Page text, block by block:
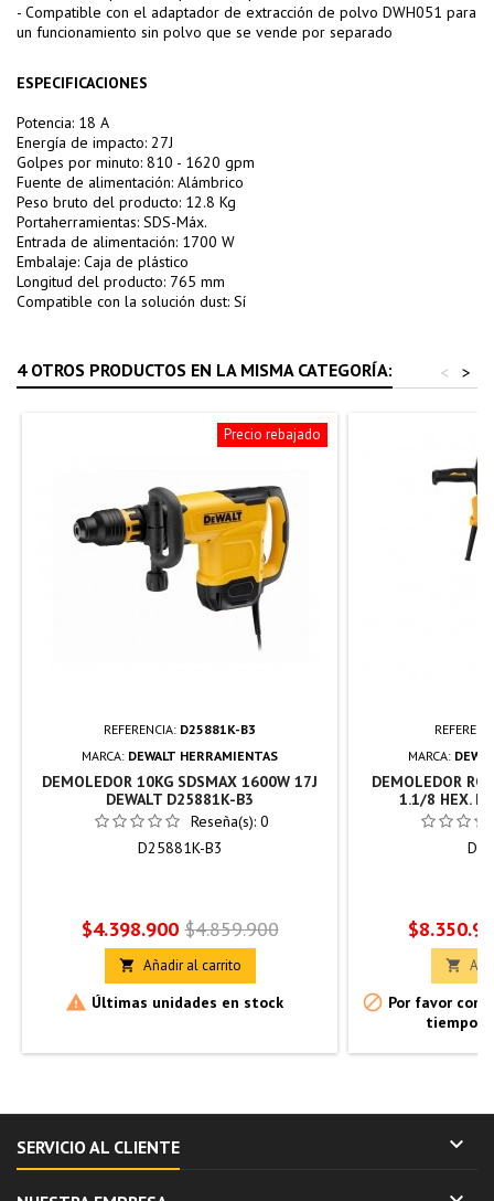
- Compatible con el adaptador de extracción de polvo DWH051 para
un funcionamiento sin polvo que se vende por separado
ESPECIFICACIONES
Potencia: 18 A
Energía de impacto: 27J
Golpes por minuto: 810 - 1620 gpm
Fuente de alimentación: Alámbrico
Peso bruto del producto: 12.8 Kg
Portaherramientas: SDS-Máx.
Entrada de alimentación: 1700 W
Embalaje: Caja de plástico
Longitud del producto: 765 mm
Compatible con la solución dust: Sí
4 OTROS PRODUCTOS EN LA MISMA CATEGORÍA: >
<
Precio rebajado
REFERENCIA: D25881K-B3
MARCA: DEWALT HERRAMIENTAS
DEMOLEDOR 10KG SDSMAX 1600W 17J
DEWALT D25881K-B3
Reseña(s): 0
D25881K-B3
Precio
$4.398.900 Precio
base
$4.859.900
 Añadir al carrito
 Últimas unidades en stock
MARCA:
DEMOLEDOR
1.1/8 HEX.
Precio

 Por favor
tiempo
SERVICIO AL CLIENTE 